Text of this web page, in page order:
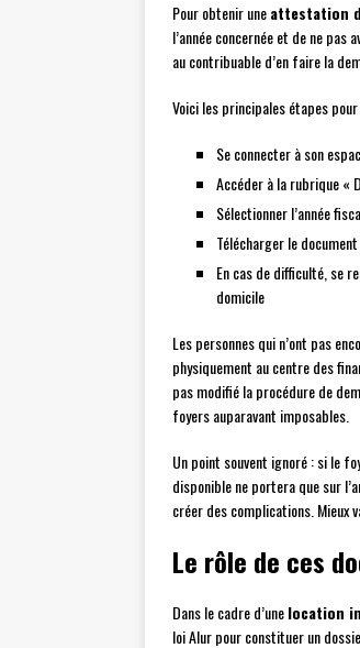
Pour obtenir uneattestation
l’année concernée et de ne
au contribuable d’en faire la
Voici les principales étapes
Se connecter à son
Accéder à la rubrique «
Sélectionner l’année
Télécharger le
En cas de difficulté, se
domicile
Les personnes qui n’ont pas
physiquement au centre des
pas modifié la procédure de
foyers auparavant imposables.
Un point souvent ignoré : si le
disponible ne portera que sur
créer des complications. Mieux
Le rôle de ces
Dans le cadre d’unelocation
loi Alur pour constituer un